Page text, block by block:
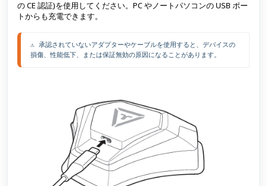
の CE 認証)を使用してください。PC やノートパソコンの USB ポー
トからも充電できます。
⚠️ 承認されていないアダプターやケーブルを使用すると、デバイスの
損傷、性能低下、または保証無効の原因になることがあります。